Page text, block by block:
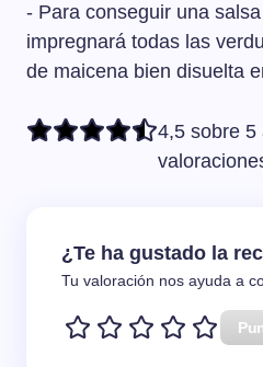
- Para conseguir una
impregnará todas las
de maicena bien disuelta
4,5 sobre 5
¿Te ha gustado la
Tu valoración nos ayuda a